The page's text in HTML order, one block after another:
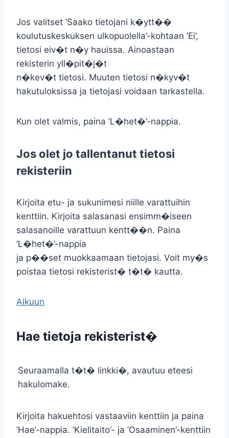
Jos valitset ’Saako tietojani k�ytt��
koulutuskeskuksen ulkopuolella’-kohtaan ’Ei’,
tietosi eiv�t n�y hauissa. Ainoastaan
rekisterin yll�pit�j�t
n�kev�t tietosi. Muuten tietosi n�kyv�t
hakutuloksissa ja tietojasi voidaan tarkastella.
Kun olet valmis, paina ’L�het�’-nappia.
Jos olet jo tallentanut tietosi
rekisteriin
Kirjoita etu- ja sukunimesi niille varattuihin
kenttiin. Kirjoita salasanasi ensimm�iseen
salasanoille varattuun kentt��n. Paina
’L�het�’-nappia
ja p��set muokkaamaan tietojasi. Voit my�s
poistaa tietosi rekisterist� t�t� kautta.
Alkuun
Hae tietoja rekisterist�
Seuraamalla t�t� linkki�, avautuu eteesi
hakulomake.
Kirjoita hakuehtosi vastaaviin kenttiin ja paina
’Hae’-nappia. ’Kielitaito’- ja ’Osaaminen’-kenttiin